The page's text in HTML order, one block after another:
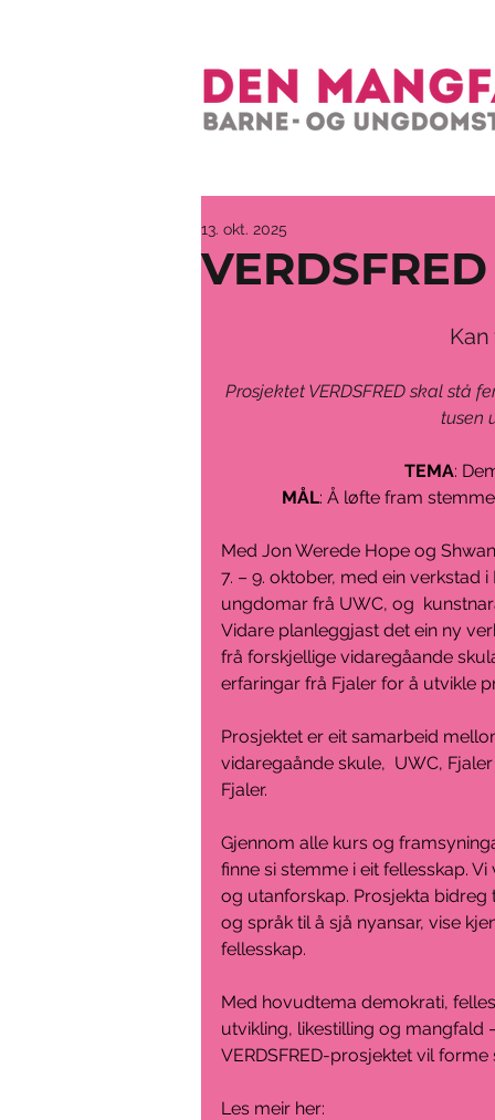
VERDSFRED
13. okt. 2025
Prosjektet VERDSFRED skal stå
tusen
TEMA:
MÅL: Å løfte fram
Med Jon Werede Hope og
7. – 9. oktober, med ein verkstad
ungdomar frå UWC, og
Vidare planleggjast det ein ny
frå forskjellige vidaregåande
erfaringar frå Fjaler for å utvikle
Prosjektet er eit samarbeid
vidaregaånde skule,  UWC,
Fjaler.
Gjennom alle kurs og
finne si stemme i eit fellesskap.
og utanforskap. Prosjekta bidreg
og språk til å sjå nyansar, vise
fellesskap.
Med hovudtema demokrati,
utvikling, likestilling og mangfald
VERDSFRED-prosjektet vil forme
Les meir her: